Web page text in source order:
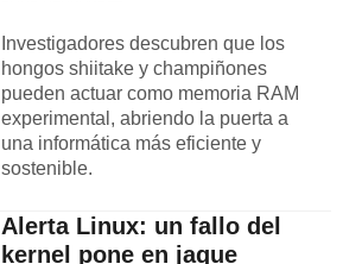
Investigadores descubren que los
hongos shiitake y champiñones
pueden actuar como memoria RAM
experimental, abriendo la puerta a
una informática más eficiente y
sostenible.
Alerta Linux: un fallo del
kernel pone en jaque